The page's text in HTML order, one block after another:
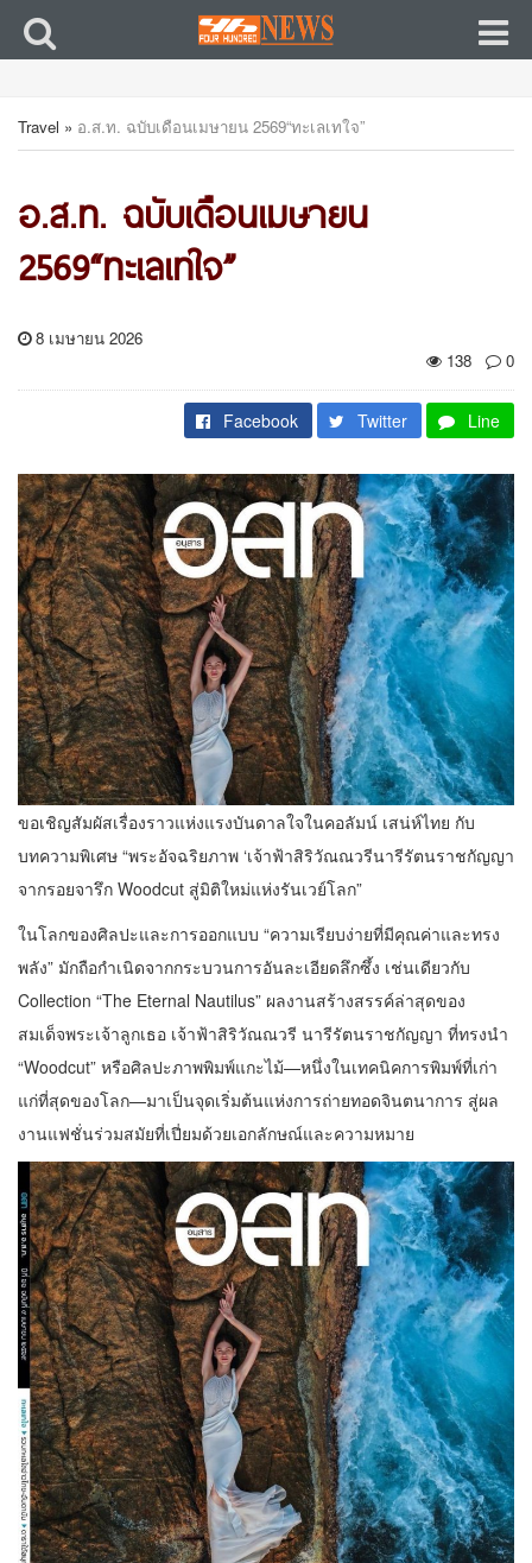
Travel » อ.ส.ท. ฉบับเดือนเมษายน 2569“ทะเลเทใจ”
อ.ส.ท. ฉบับเดือนเมษายน
2569“ทะเลเทใจ”
8 เมษายน 2026
138
0
Facebook Twitter Line
ขอเชิญสัมผัสเรื่องราวแห่งแรงบันดาลใจในคอลัมน์ เสน่ห์ไทย กับ
บทความพิเศษ “พระอัจฉริยภาพ ‘เจ้าฟ้าสิริวัณณวรีนารีรัตนราชกัญญา
จากรอยจารึก Woodcut สู่มิติใหม่แห่งรันเวย์โลก”
ในโลกของศิลปะและการออกแบบ “ความเรียบง่ายที่มีคุณค่าและทรง
พลัง” มักถือกำเนิดจากกระบวนการอันละเอียดลึกซึ้ง เช่นเดียวกับ
Collection “The Eternal Nautilus” ผลงานสร้างสรรค์ล่าสุดของ
สมเด็จพระเจ้าลูกเธอ เจ้าฟ้าสิริวัณณวรี นารีรัตนราชกัญญา ที่ทรงนำ
“Woodcut” หรือศิลปะภาพพิมพ์แกะไม้—หนึ่งในเทคนิคการพิมพ์ที่เก่า
แก่ที่สุดของโลก—มาเป็นจุดเริ่มต้นแห่งการถ่ายทอดจินตนาการ สู่ผล
งานแฟชั่นร่วมสมัยที่เปี่ยมด้วยเอกลักษณ์และความหมาย